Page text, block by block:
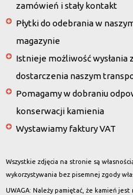
zamówień i stały kontakt
Płytki do odebrania w
magazynie
Istnieje możliwość
dostarczenia naszym
Pomagamy w dobraniu
konserwacji kamienia
Wystawiamy faktury VAT
Wszystkie zdjęcia na stronie są
wykorzystywania bez pisemnej zgody
UWAGA: Należy pamiętać, że kamień